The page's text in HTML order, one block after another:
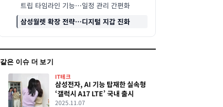
트립 타임라인 기능…일정 관리 간편화
삼성월렛 확장 전략…디지털 지갑 진화
같은 이슈 더 보기
IT테크
삼성전자, AI 기능 탑재한 실속형
‘갤럭시 A17 LTE’ 국내 출시
2025.11.07